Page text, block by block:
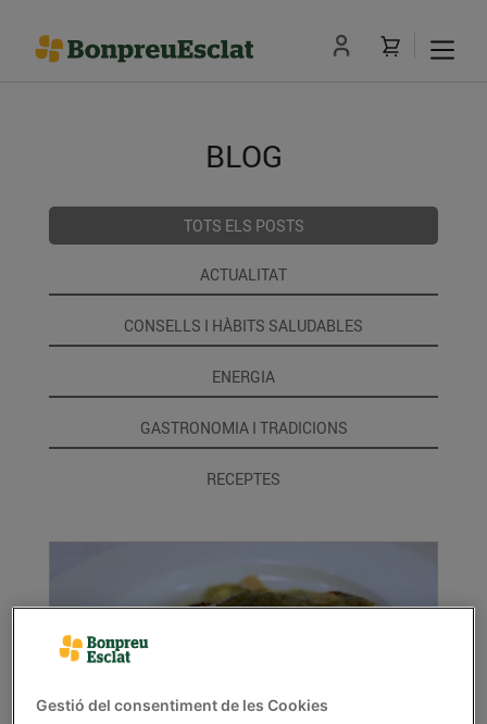
BLOG
TOTS ELS POSTS
ACTUALITAT
CONSELLS I HÀBITS SALUDABLES
ENERGIA
GASTRONOMIA I TRADICIONS
RECEPTES
Gestió del consentiment de les Cookies